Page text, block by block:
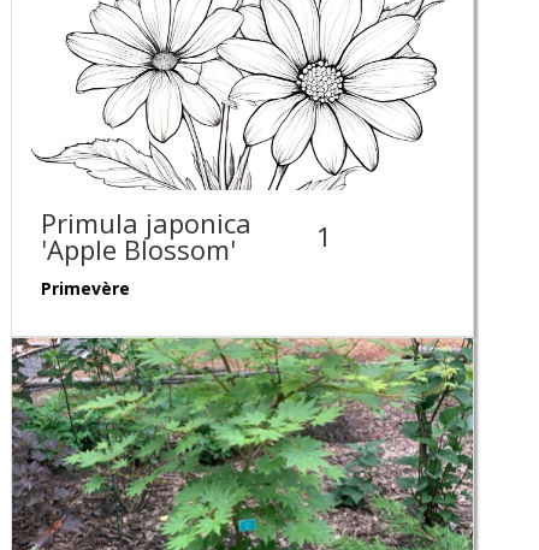
Primula japonica
'Apple Blossom' 1
Primevère